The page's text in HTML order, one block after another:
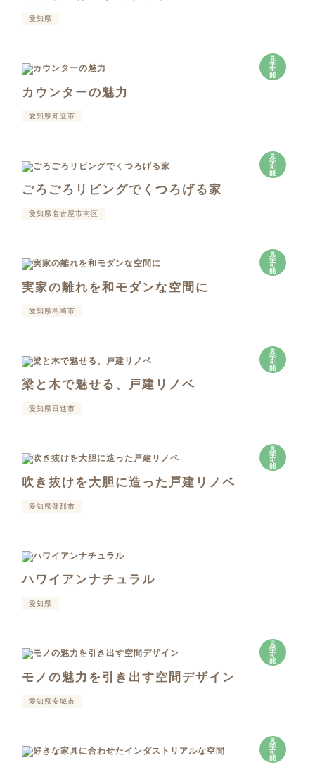
愛知県
見
学
可
能
カウンターの魅力
愛知県知立市
見
学
可
能
ごろごろリビングでくつろげる家
愛知県名古屋市南区
見
学
可
能
実家の離れを和モダンな空間に
愛知県岡崎市
見
学
可
能
梁と木で魅せる、戸建リノベ
愛知県日進市
見
学
可
能
吹き抜けを大胆に造った戸建リノベ
愛知県蒲郡市
ハワイアンナチュラル
愛知県
見
学
可
能
モノの魅力を引き出す空間デザイン
愛知県安城市
見
学
可
能